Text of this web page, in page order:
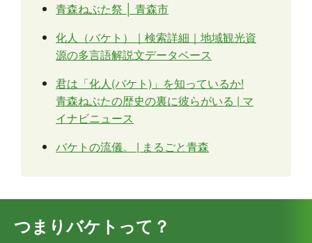
青森ねぶた祭 │ 青森市
化人（バケト）｜検索詳細｜地域観光資
源の多言語解説文データベース
君は「化人(バケト)」を知っているか!
青森ねぶたの歴史の裏に彼らがいる | マ
イナビニュース
バケトの流儀。 | まるごと青森
つまりバケトって？